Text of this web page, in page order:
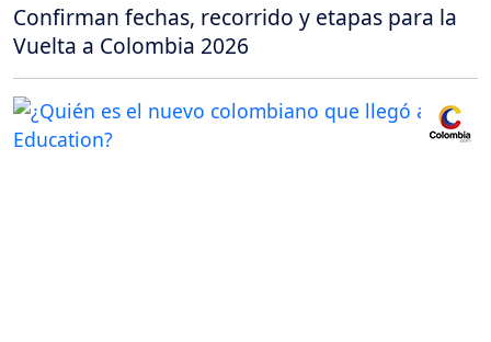
Confirman fechas, recorrido y etapas para la
Vuelta a Colombia 2026